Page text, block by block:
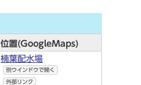
位置(GoogleMaps)
楠葉配水場
別ウインドウで開く
外部リンク